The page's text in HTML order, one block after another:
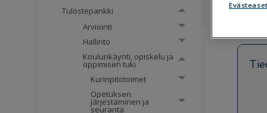
Tulostepankki
Arviointi
Hallinto
Koulunkäynti, opiskelu ja
oppimisen tuki
Kurinpitotoimet
Opetuksen
järjestäminen ja
seuranta